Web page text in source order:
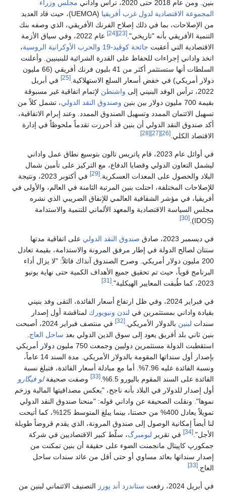
بنين. ومن عام 2018 حتى 2020، ترأس واداني
مجلس وزراء
المجموعة الاقتصادية لدول غرب أفريقيا
(UEMOA)، حيث قاد العديد
من الإصلاحات، بما في ذلك إصلاح الفرنك الأفريقي، الذي وصفه بنك
التنمية الأفريقي بأنه "تاريخي". [23]
[24]
عام 2022، وفي سياق الأزمة
الاقتصادية التي أعقبت جائحة كوڤيد-19 والحرب الأوكرانية الروسية،
اتخذ واداني إجراءات للحفاظ على القدرة الشرائية للبنينيين. وأعلنت
السلطات أنها ستستثمر أكثر من 41 بليون فرنك أفريقي (66 مليون
دولار أمريكي) في خفض أسعار السلع الاستهلاكية. [25]
في أبريل
2022، ترأس الوفد البنيني إلى
واشنطن لإتمام اتفاقية غير مسبوقة
بقيمة 700 مليون دولار بين بنين
وصندوق النقد الدولي، تشمل كلاً من
تسهيل الائتمان الممدد وتسهيل الصندوق الممدد. وعند إبرام الاتفاقية،
أكد صندوق النقد الدولي أن بنين قد أحرزت تقدماً ملحوظاً في إدارة
الاقتصاد الكلي. [26]
[27]
[28]
في أوائل عام 2023، قام پاتريس تالون بتوسيع نطاق عمل واداني
ليشمل التعاون الدولي وقضايا الدفاع، مع التركيز على تأمين شمال
البلاد والحصول على المعدات العسكرية. [29]
في أكتوبر 2023، ونتيجة
للإصلاحات المختلفة، احتلت بنين المرتبة الثامنة في العالم، والأولى في
أفريقيا، في مؤشر الشفافية العالمي للإنفاق الضريبي الذي نشره
مجلس السياسة الاقتصادية والمعهد الألماني للتنمية والاستدامة
(IDOS).
[30]
في ديسمبر 2023، صادق صندوق النقد الدولي على اتفاقية مدتها
سنتان لصالح الدولة في إطار مرفق المرونة والاستدامة، بقيمة تعادل
200 مليون دولار أمريكي. وصرح الصندوق آنذاك قائلاً: "لا يزال أداء
البرنامج قوياً، حيث تم تحقيق جميع الأهداف الكمية حتى نهاية يونيو
2023، كما طُبقت المعايير الهيكلية".
[31]
في فبراير 2024، وفي ظل ارتفاع أسعار الفائدة، التقى وفد بنيني
بقيادة واداني بمستثمرين في لندن ونيويورك لمناقشة أول إصدار
سندات لبنين بالدولار الأمريكي. [32]
في منتصف فبراير 2024، أصبحت
بنين ثاني بلد أفريق يعود إلى سوق الدين الدولي بعد ساحل العاج
استقطبت الدولة مستثمرين دوليين وجمعت 750 مليون دولار أمريكي
بإصدار أول سنداتها المقومة بالدولار الأمريكي. مدة السند 14 عاماً،
ونسبة الفائدة عليه 7.96%. أما مع مبادلة أسعار الفائدة، فتبلغ نسبة
الفائدة على السند المقوم باليورو 6.5%.
[33] وصفت صحيفةلو فيگارو
أول إصدار للدولار في البلاد بأنه ناجح، "يعكس مصداقيتها المالية وزخم
نموها". ونقلت الصحيفة عن واداني قوله: "منحنا صندوق النقد الدولي
تمويلاً يعادل 400% من حصتنا، بينما يبلغ المتوسط ​​125%، كما أتيحت
لنا أيضاً إمكانية الوصول إلى صندوق المرونة، الذي يقدم قروضاً طويلة
الأجل". [34] في تقرير لبومبرگ، سلّط كبير الاقتصاديين في شركة
جمكورپ كاپيتال مانجمنت الضوء على حقيقة أن بنين تمكنت من
إصدار سنداتها بعائد مساوي أو حتى أقل من عائد سندات ساحل
العاج. [33]
في أبريل 2024، رفعت ستاندرد أند پورز التصنيف الائتماني لبنين من